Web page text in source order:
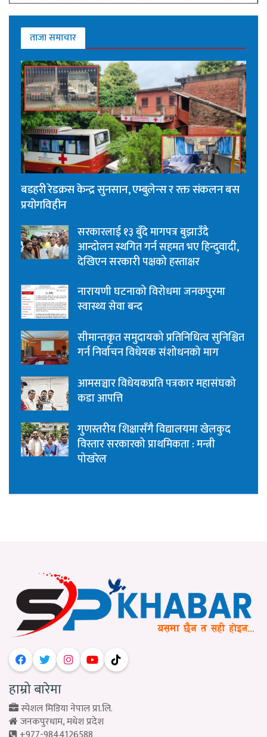
ताजा समाचार
बडहरी रेडक्रस केन्द्र सुनसान, एम्बुलेन्स र रक्त संकलन बस
प्रयोगविहीन
सरकारलाई १३ बुँदे मागपत्र बुझाउँदै
आन्दोलन स्थगित गर्न सहमत भए हिन्दुवादी,
देखिएन सरकारी पक्षको हस्ताक्षर
नारायणी घटनाको विरोधमा जनकपुरमा
स्वास्थ्य सेवा बन्द
सीमान्तकृत समुदायको प्रतिनिधित्व सुनिश्चित
गर्न निर्वाचन विधेयक संशोधनको माग
आमसञ्चार विधेयकप्रति पत्रकार महासंघको
कडा आपत्ति
गुणस्तरीय शिक्षासँगै विद्यालयमा खेलकुद
विस्तार सरकारको प्राथमिकता : मन्त्री
पोखरेल
हाम्रो बारेमा
स्पेशल मिडिया नेपाल प्रा.लि.
जनकपुरधाम, मधेश प्रदेश